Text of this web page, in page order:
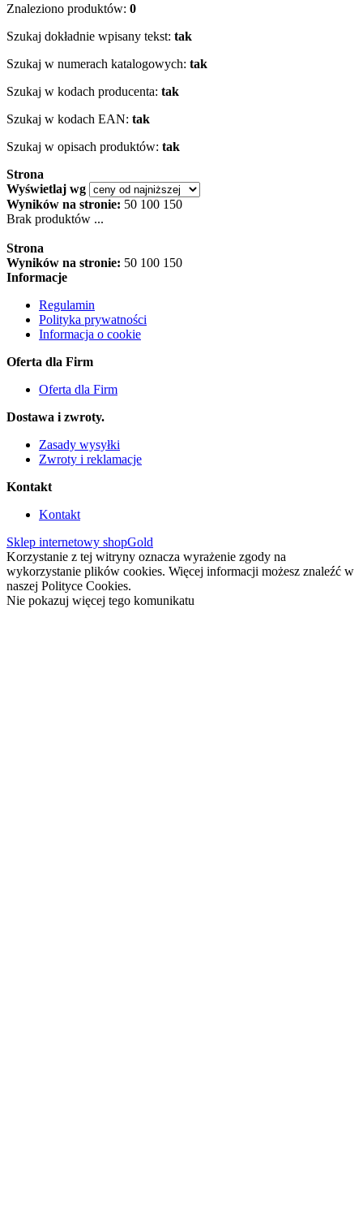
Znaleziono produktów: 0
Szukaj dokładnie wpisany tekst: tak
Szukaj w numerach katalogowych: tak
Szukaj w kodach producenta: tak
Szukaj w kodach EAN: tak
Szukaj w opisach produktów: tak
Strona
Wyświetlaj wg
Wyników na stronie: 50 100 150
Brak produktów ...
Strona
Wyników na stronie: 50 100 150
Informacje
Regulamin
Polityka prywatności
Informacja o cookie
Oferta dla Firm
Oferta dla Firm
Dostawa i zwroty.
Zasady wysyłki
Zwroty i reklamacje
Kontakt
Kontakt
Sklep internetowy shopGold
Korzystanie z tej witryny oznacza wyrażenie zgody na
wykorzystanie plików cookies. Więcej informacji możesz znaleźć w
naszej Polityce Cookies.
Nie pokazuj więcej tego komunikatu